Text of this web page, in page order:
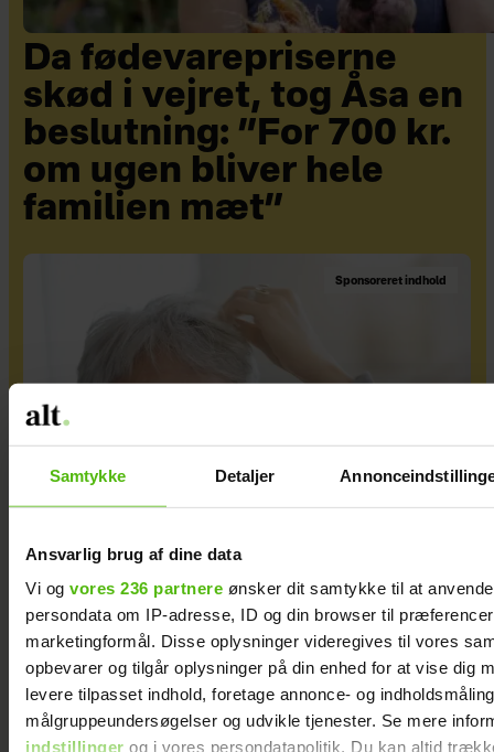
Samtykke Detaljer
Ansvarlig brug af dine data
Vi og vores 236 partnere ønsker dit samtykke til at
persondata om IP-adresse, ID og din browser til
marketingformål. Disse oplysninger videregives til vores
opbevarer og tilgår oplysninger på din enhed for at vise dig
levere tilpasset indhold, foretage annonce- og
målgruppeundersøgelser og udvikle tjenester. Se mere
indstillinger og i vores persondatapolitik. Du kan altid
Da fødevarepriserne
skød i vejret, tog Åsa en
beslutning: ”For 700 kr.
om ugen bliver hele
familien mæt”
Sponsoreret indhold